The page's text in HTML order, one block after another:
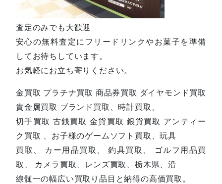
査定のみでも大歓迎
安心の無料査定にフリードリンクやお菓子を準備
してお待ちしています。
お気軽にお立ち寄りください。
金買取 プラチナ買取 商品券買取 ダイヤモンド買取
貴金属買取 ブランド買取、時計買取、
切手買取 古銭買取 金貨買取 銀貨買取 アンティー
ク買取 、お子様のゲームソフト買取、玩具
買取、 カー用品買取、 釣具買取、 ゴルフ用品買
取、 カメラ買取、レンズ買取、栃木県、沿
線髄一の幅広い買取り品目と納得の高価買取。